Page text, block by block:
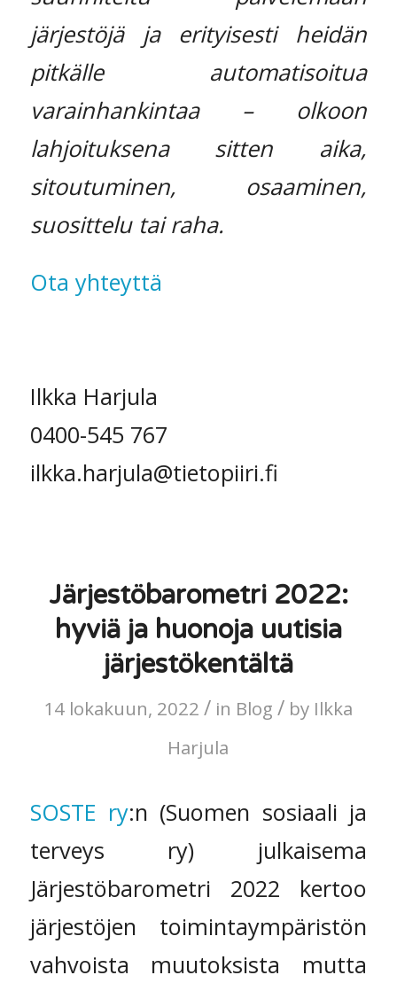
järjestöjä ja erityisesti heidän
pitkälle automatisoitua
varainhankintaa – olkoon
lahjoituksena sitten aika,
sitoutuminen, osaaminen,
suosittelu tai raha.
Ota yhteyttä
Ilkka Harjula
0400-545 767
ilkka.harjula@tietopiiri.fi
Järjestöbarometri 2022:
hyviä ja huonoja uutisia
järjestökentältä
14 lokakuun, 2022 / in Blog / by Ilkka
Harjula
SOSTE ry:n (Suomen sosiaali ja
terveys ry) julkaisema
Järjestöbarometri 2022 kertoo
järjestöjen toimintaympäristön
vahvoista muutoksista mutta